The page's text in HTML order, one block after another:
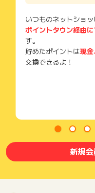
いつものネットショ
ポイントタウン経由
す。
貯めたポイントは現
交換できるよ！
新規